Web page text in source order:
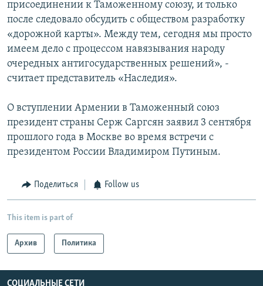
присоединении к Таможенному союзу, и только
после следовало обсудить с обществом разработку
«дорожной карты». Между тем, сегодня мы просто
имеем дело с процессом навязывания народу
очередных антигосударственных решений», -
считает представитель «Наследия».
О вступлении Армении в Таможенный союз
президент страны Серж Саргсян заявил 3 сентября
прошлого года в Москве во время встречи с
президентом России Владимиром Путиным.
Поделиться Follow us
This item is part of
Архив Политика
СОЦИАЛЬНЫЕ СЕТИ